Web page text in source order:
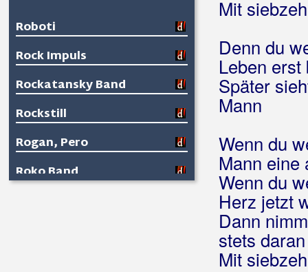
Roboti
Rock Impuls
Rockatansky Band
Rockstill
Rogan, Pero
Roko Band
Mit
Denn du
Leben erst
Später
Mann
Wenn du
Mann eine
Wenn du
Herz jetzt
Dann
stets daran
Mit